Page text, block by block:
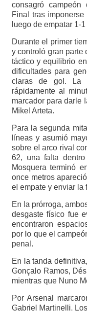
consagró
Final tras
luego de empatar 1-
Durante el primer
y controló gran parte
táctico y equilibrio
dificultades para
claras de gol. La
rápidamente al
marcador para darle
Mikel Arteta.
Para la segunda
líneas y asumió
sobre el arco rival
62, una falta
Mosquera terminó
once metros
el empate y enviar la
En la prórroga,
desgaste físico fue
encontraron
por lo que el
penal.
En la tanda
Gonçalo Ramos,
mientras que Nuno
Por Arsenal
Gabriel Martinelli.